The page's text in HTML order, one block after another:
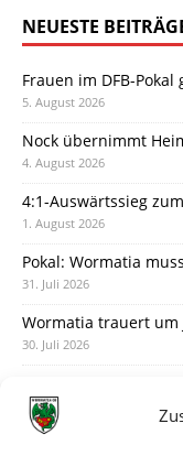
NEUESTE
Frauen im DFB-Pokal
5. August 2026
Nock übernimmt
4. August 2026
4:1-Auswärtssieg
1. August 2026
Pokal: Wormatia
31. Juli 2026
Wormatia trauert um
30. Juli 2026
28. Juli 2026